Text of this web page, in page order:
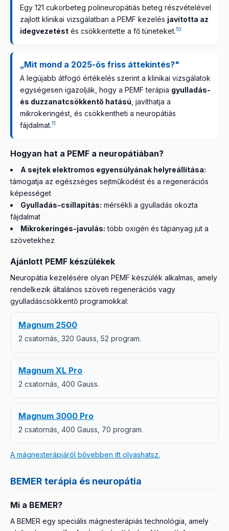
Egy 121 cukorbeteg polineuropátiás beteg részvételével
zajlott klinikai vizsgálatban a PEMF kezelés javította az
idegvezetést és csökkentette a fő tüneteket.10
„Mit mond a 2025-ös friss áttekintés?"
A legújabb átfogó értékelés szerint a klinikai vizsgálatok
egységesen igazolják, hogy a PEMF terápia gyulladás-
és duzzanatcsökkentő hatású, javíthatja a
mikrokeringést, és csökkentheti a neuropátiás
fájdalmat.11
Hogyan hat a PEMF a neuropátiában?
A sejtek elektromos egyensúlyának helyreállítása:
támogatja az egészséges sejtműködést és a regenerációs
képességet
Gyulladás-csillapítás: mérsékli a gyulladás okozta
fájdalmat
Mikrokeringés-javulás: több oxigén és tápanyag jut a
szövetekhez
Ajánlott PEMF készülékek
Neuropátia kezelésére olyan PEMF készülék alkalmas, amely
rendelkezik általános szöveti regenerációs vagy
gyulladáscsökkentő programokkal:
Magnum 2500
2 csatornás, 320 Gauss, 52 program.
Magnum XL Pro
2 csatornás, 400 Gauss.
Magnum 3000 Pro
2 csatornás, 400 Gauss, 70 program.
A mágnesterápiáról bővebben itt olvashatsz.
BEMER terápia és neuropátia
Mi a BEMER?
A BEMER egy speciális mágnesterápiás technológia, amely